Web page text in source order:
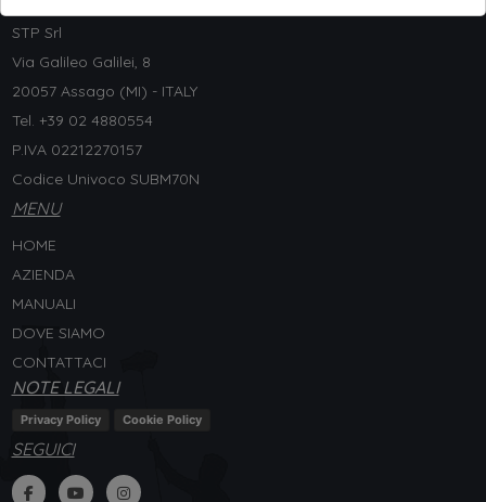
STP Srl
Via Galileo Galilei, 8
20057 Assago (MI) - ITALY
Tel. +39 02 4880554
P.IVA 02212270157
Codice Univoco SUBM70N
MENU
HOME
AZIENDA
MANUALI
DOVE SIAMO
CONTATTACI
NOTE LEGALI
Privacy Policy Cookie Policy
SEGUICI